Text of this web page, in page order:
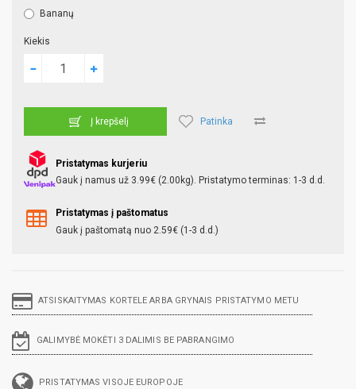
Bananų
Kiekis
Į krepšelį Patinka
Pristatymas kurjeriu
Gauk į namus už 3.99€ (2.00kg). Pristatymo terminas: 1-3 d.d.
Pristatymas į paštomatus
Gauk į paštomatą nuo 2.59€ (1-3 d.d.)
ATSISKAITYMAS KORTELE ARBA GRYNAIS PRISTATYMO METU
GALIMYBĖ MOKĖTI 3 DALIMIS BE PABRANGIMO
PRISTATYMAS VISOJE EUROPOJE